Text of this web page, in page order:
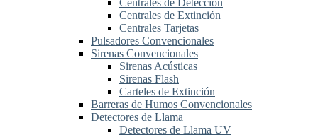
Centrales de Detección
Centrales de Extinción
Centrales Tarjetas
Pulsadores Convencionales
Sirenas Convencionales
Sirenas Acústicas
Sirenas Flash
Carteles de Extinción
Barreras de Humos Convencionales
Detectores de Llama
Detectores de Llama UV